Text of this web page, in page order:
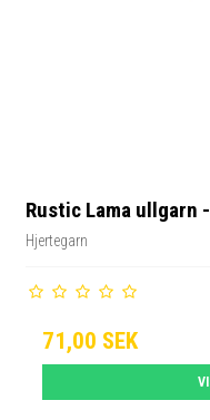
Rustic Lama ullgarn
Hjertegarn
71,00 SEK